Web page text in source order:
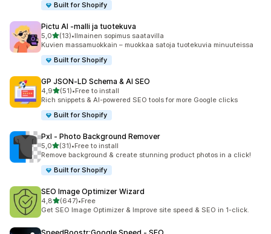
Built for Shopify
Pictu AI ‑malli ja tuotekuva
5,0/ 5 tähteä
(13)
13 arvostelua yhteensä
•Ilmainen sopimus saatavilla
Kuvien massamuokkain – muokkaa satoja tuotekuvia minuuteissa
Built for Shopify
GP JSON‑LD Schema & AI SEO
4,9/ 5 tähteä
(51)
51 arvostelua yhteensä
•Free to install
Rich snippets & AI-powered SEO tools for more Google clicks
Built for Shopify
Pxl ‑ Photo Background Remover
5,0/ 5 tähteä
(31)
31 arvostelua yhteensä
•Free to install
Remove background & create stunning product photos in a click!
Built for Shopify
SEO Image Optimizer Wizard
4,8/ 5 tähteä
(647)
647 arvostelua yhteensä
•Free
Get SEO Image Optimizer & Improve site speed & SEO in 1-click.